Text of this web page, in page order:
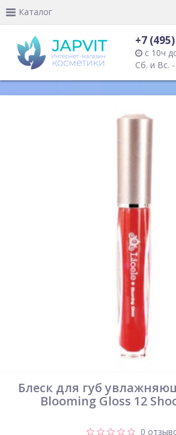
Каталог
+7
с 10ч
Сб. и Вс.
Блеск для губ
Blooming Gloss 12
0